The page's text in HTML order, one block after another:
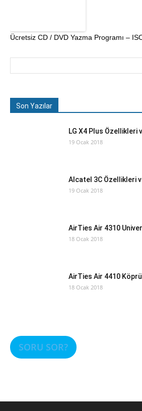
Ücretsiz CD / DVD Yazma Programı –
Son Yazılar
LG X4 Plus Özellikleri
19 Ocak 2018
Alcatel 3C Özellikleri
19 Ocak 2018
AirTies Air 4310
18 Ocak 2018
AirTies Air 4410
18 Ocak 2018
SORU SOR?